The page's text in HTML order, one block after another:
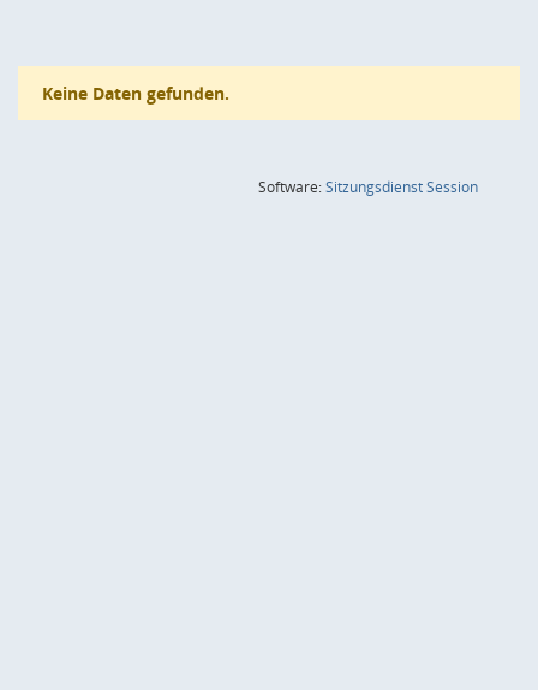
Keine Daten gefunden.
Software:SitzungsdienstSession(Wird in